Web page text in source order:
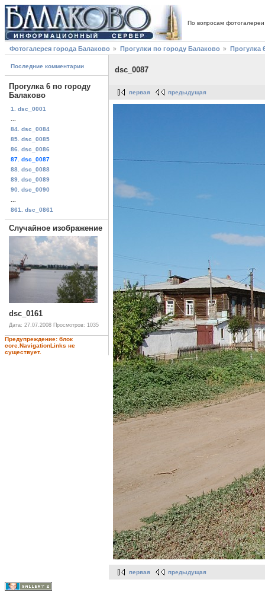
По вопросам
Фотогалерея города Балаково Прогулки по городу Балаково Прогулка
Последние комментарии
Прогулка 6 по городу
Балаково
1. dsc_0001
84. dsc_0084
85. dsc_0085
86. dsc_0086
87. dsc_0087
88. dsc_0088
89. dsc_0089
90. dsc_0090
861. dsc_0861
Случайное изображение
dsc_0161
Дата: 27.07.2008 Просмотров: 1035
Предупреждение: блок
core.NavigationLinks не
существует.
dsc_0087
первая предыдущая
первая предыдущая